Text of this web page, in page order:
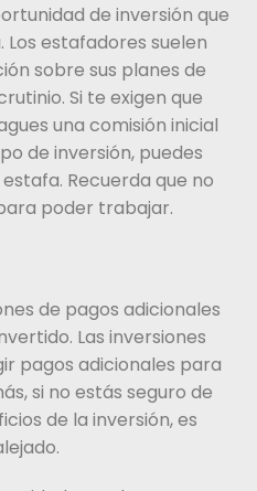
de inversión que
estafadores suelen
sobre sus planes de
Si te exigen que
una comisión inicial
de inversión, puedes
Recuerda que no
poder trabajar.
de pagos adicionales
Las inversiones
pagos adicionales para
si no estás seguro de
de la inversión, es